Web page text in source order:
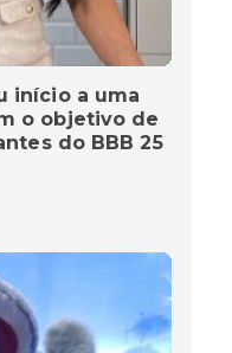
início a uma
o objetivo de
do BBB 25